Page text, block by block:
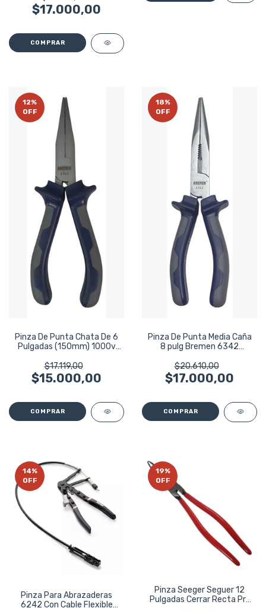
$17.000,00
12%
OFF
Pinza De Punta Chata De 6
Pulgadas (150mm) 1000v
$17.119,00
$15.000,00
18%
OFF
Pinza De Punta Media Caña
8 pulg Bremen 6342
$20.610,00
$17.000,00
14%
OFF
Pinza Para Abrazaderas
6242 Con Cable Flexible
19%
OFF
Pinza Seeger Seguer 12
Pulgadas Cerrar Recta Prf